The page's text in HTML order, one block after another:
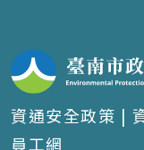
資通安全政策 |
員工網